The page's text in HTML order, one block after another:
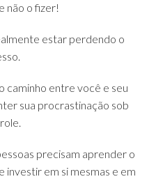
não o fizer!
estar perdendo o
caminho entre você e seu
sua procrastinação sob
precisam aprender o
em si mesmas e em